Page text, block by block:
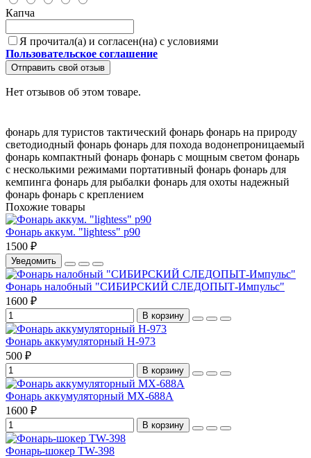
Капча
Я прочитал(а) и согласен(на) с условиями
Пользовательское соглашение
Отправить свой отзыв
Нет отзывов об этом товаре.
фонарь для туристов тактический фонарь фонарь на природу
светодиодный фонарь фонарь для похода водонепроницаемый
фонарь компактный фонарь фонарь с мощным светом фонарь
с несколькими режимами портативный фонарь фонарь для
кемпинга фонарь для рыбалки фонарь для охоты надежный
фонарь фонарь с креплением
Похожие товары
Фонарь аккум. "lightess" p90
1500 ₽
Уведомить
Фонарь налобный "СИБИРСКИЙ СЛЕДОПЫТ-Импульс"
1600 ₽
В корзину
Фонарь аккумуляторный Н-973
500 ₽
В корзину
Фонарь аккумуляторный МХ-688А
1600 ₽
В корзину
Фонарь-шокер TW-398